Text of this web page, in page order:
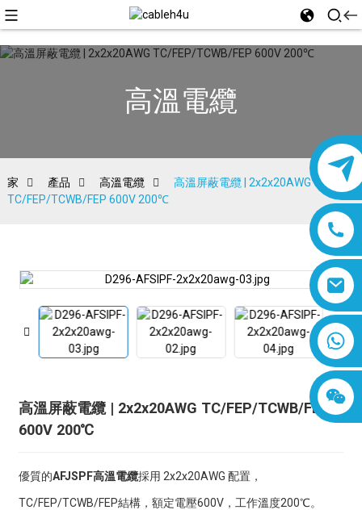
8618019377761
高溫電纜
家 產品 高溫電纜
高溫屏蔽電纜 | 2x2x20AWG
TC/FEP/TCWB/FEP 600V 200℃
高溫屏蔽電纜 | 2x2x20AWG TC/FEP/TCWB/FEP
600V 200℃
優質的AFJSPF高溫電纜採用 2x2x20AWG 配置，
TC/FEP/TCWB/FEP結構，額定電壓600V，工作溫度200℃。